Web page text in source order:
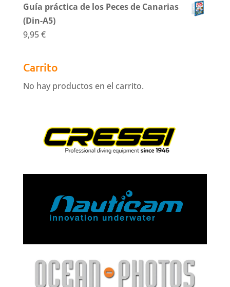
Guía práctica de los Peces de Canarias
(Din-A5)
9,95€
Carrito
No hay productos en el carrito.